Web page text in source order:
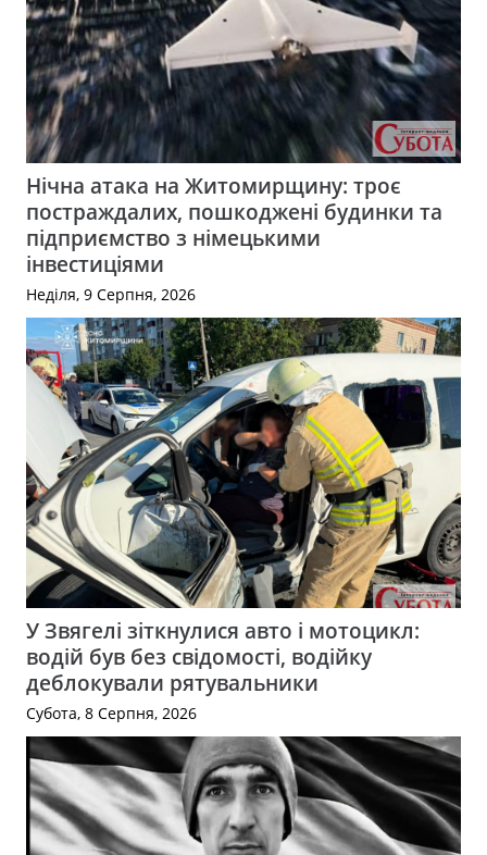
Нічна атака на Житомирщину: троє
постраждалих, пошкоджені будинки та
підприємство з німецькими
інвестиціями
Неділя, 9 Серпня, 2026
У Звягелі зіткнулися авто і мотоцикл:
водій був без свідомості, водійку
деблокували рятувальники
Субота, 8 Серпня, 2026